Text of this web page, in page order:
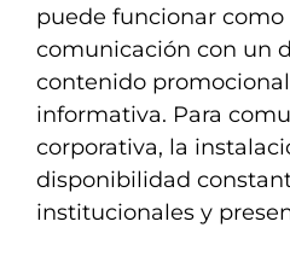
puede funcionar como
comunicación con un
contenido
informativa. Para
corporativa, la
disponibilidad
institucionales y